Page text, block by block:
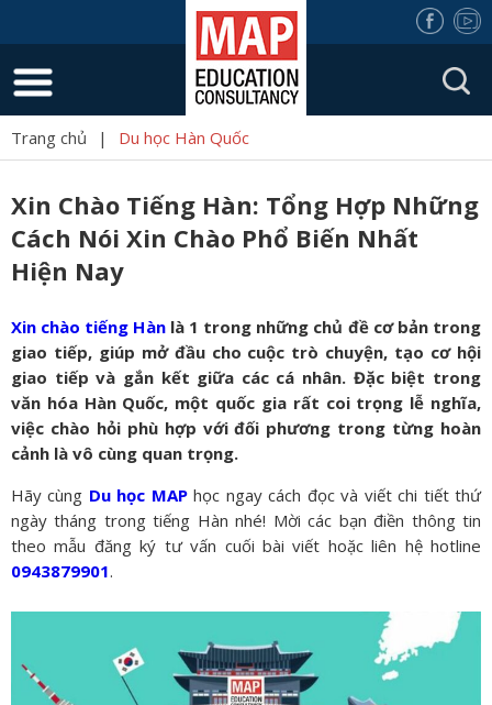
Trang chủ | Du học Hàn Quốc
Xin Chào Tiếng Hàn: Tổng Hợp Những
Cách Nói Xin Chào Phổ Biến Nhất
Hiện Nay
Xin chào tiếng Hànlà 1 trong những chủ đề cơ bản trong
giao tiếp, giúp mở đầu cho cuộc trò chuyện, tạo cơ hội
giao tiếp và gắn kết giữa các cá nhân. Đặc biệt trong
văn hóa Hàn Quốc, một quốc gia rất coi trọng lễ nghĩa,
việc chào hỏi phù hợp với đối phương trong từng hoàn
cảnh là vô cùng quan trọng.
Hãy cùng Du học MAPhọc ngay cách đọc và viết chi tiết thứ
ngày tháng trong tiếng Hàn nhé! Mời các bạn điền thông tin
theo mẫu đăng ký tư vấn cuối bài viết hoặc liên hệ hotline
0943879901.